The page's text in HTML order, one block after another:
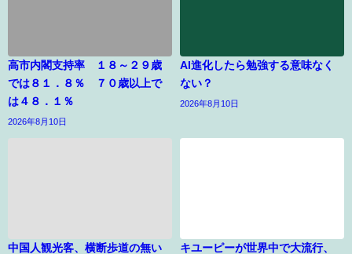
高市内閣支持率 １８～２９歳
では８１．８％ ７０歳以上で
は４８．１％
2026年8月10日
AI進化したら勉強する意味なく
ない？
2026年8月10日
中国人観光客、横断歩道の無い
キユーピーが世界中で大流行、